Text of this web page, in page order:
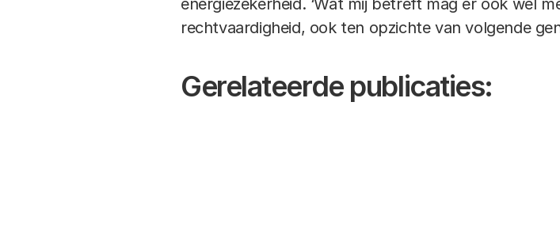
energiezekerheid. ‘Wat mij betreft mag er ook wel
rechtvaardigheid, ook ten opzichte van volgende
Gerelateerde publicaties: